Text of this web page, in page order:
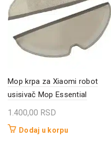
Mop krpa za Xiaomi robot
usisivač Mop Essential
1.400,00 RSD
Dodaj u korpu